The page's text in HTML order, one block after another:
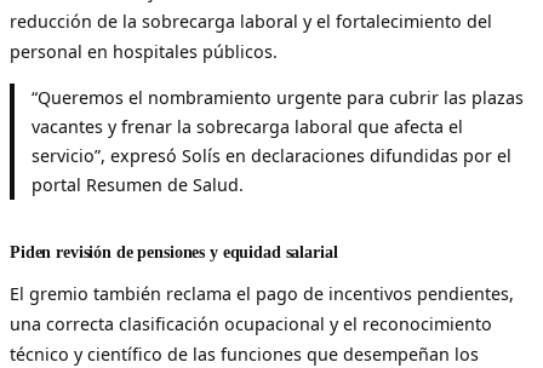
reducción de la sobrecarga laboral y el fortalecimiento del
personal en hospitales públicos.
“Queremos el nombramiento urgente para cubrir las plazas
vacantes y frenar la sobrecarga laboral que afecta el
servicio”, expresó Solís en declaraciones difundidas por el
portal Resumen de Salud.
Piden revisión de pensiones y equidad salarial
El gremio también reclama el pago de incentivos pendientes,
una correcta clasificación ocupacional y el reconocimiento
técnico y científico de las funciones que desempeñan los